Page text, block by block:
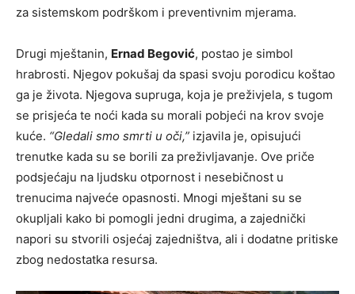
za sistemskom podrškom i preventivnim mjerama.
Drugi mještanin, Ernad Begović, postao je simbol
hrabrosti. Njegov pokušaj da spasi svoju porodicu koštao
ga je života. Njegova supruga, koja je preživjela, s tugom
se prisjeća te noći kada su morali pobjeći na krov svoje
kuće. “Gledali smo smrti u oči,” izjavila je, opisujući
trenutke kada su se borili za preživljavanje. Ove priče
podsjećaju na ljudsku otpornost i nesebičnost u
trenucima najveće opasnosti. Mnogi mještani su se
okupljali kako bi pomogli jedni drugima, a zajednički
napori su stvorili osjećaj zajedništva, ali i dodatne pritiske
zbog nedostatka resursa.